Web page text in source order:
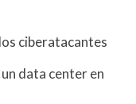
ciberatacantes
data center en